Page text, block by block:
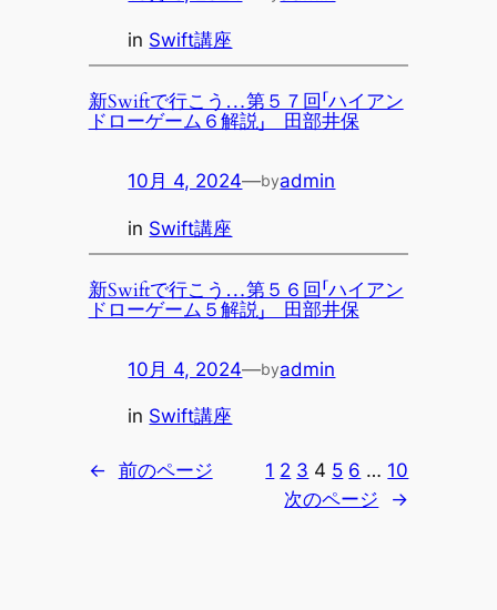
in Swift講座
新Swiftで行こう…第５７回「ハイアン
ドローゲーム６解説」 田部井保
10月 4, 2024—byadmin
in Swift講座
新Swiftで行こう…第５６回「ハイアン
ドローゲーム５解説」 田部井保
10月 4, 2024—byadmin
in Swift講座
← 前のページ 1 2 3 4 5 6 … 10
次のページ
→